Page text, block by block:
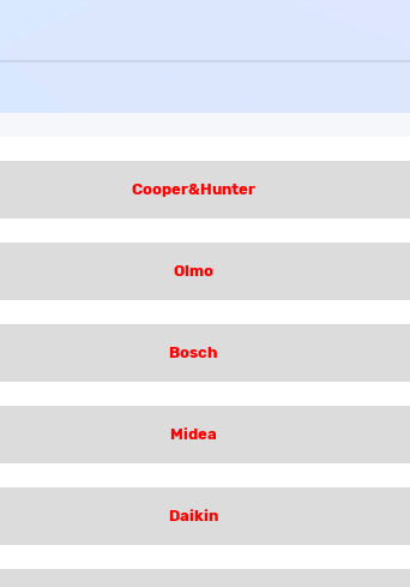
Cooper&Hunter
Olmo
Bosch
Midea
Daikin